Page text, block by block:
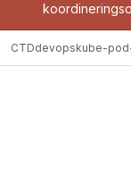
CTDdevopskube-